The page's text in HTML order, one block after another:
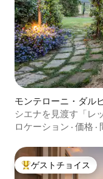
モンテローニ・ダル
ート
シエナを見渡す「レ
ロケーション · 価格 ·
大好評のゲストチョ
ゲストチョイス